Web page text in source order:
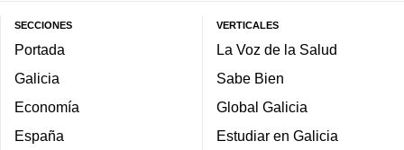
SECCIONES
Portada
Galicia
Economía
España
VERTICALES
La Voz de la Salud
Sabe Bien
Global Galicia
Estudiar en Galicia